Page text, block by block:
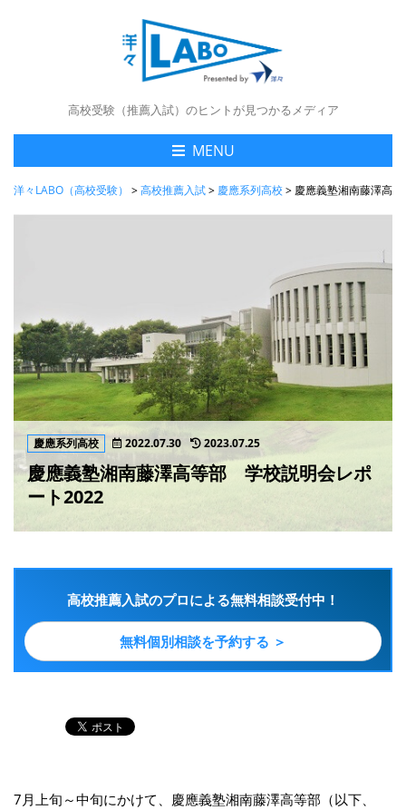
高校受験（推薦入試）のヒントが見つかるメディア
MENU
洋々LABO（高校受験） >高校推薦入試> 慶應系列高校> 慶應義塾湘南藤澤
慶應系列高校 2022.07.30 2023.07.25
慶應義塾湘南藤澤高等部 学校説明会レポ
ート2022
高校推薦入試のプロによる無料相談受付中！
無料個別相談を予約する ＞
7月上旬～中旬にかけて、慶應義塾湘南藤澤高等部（以下、